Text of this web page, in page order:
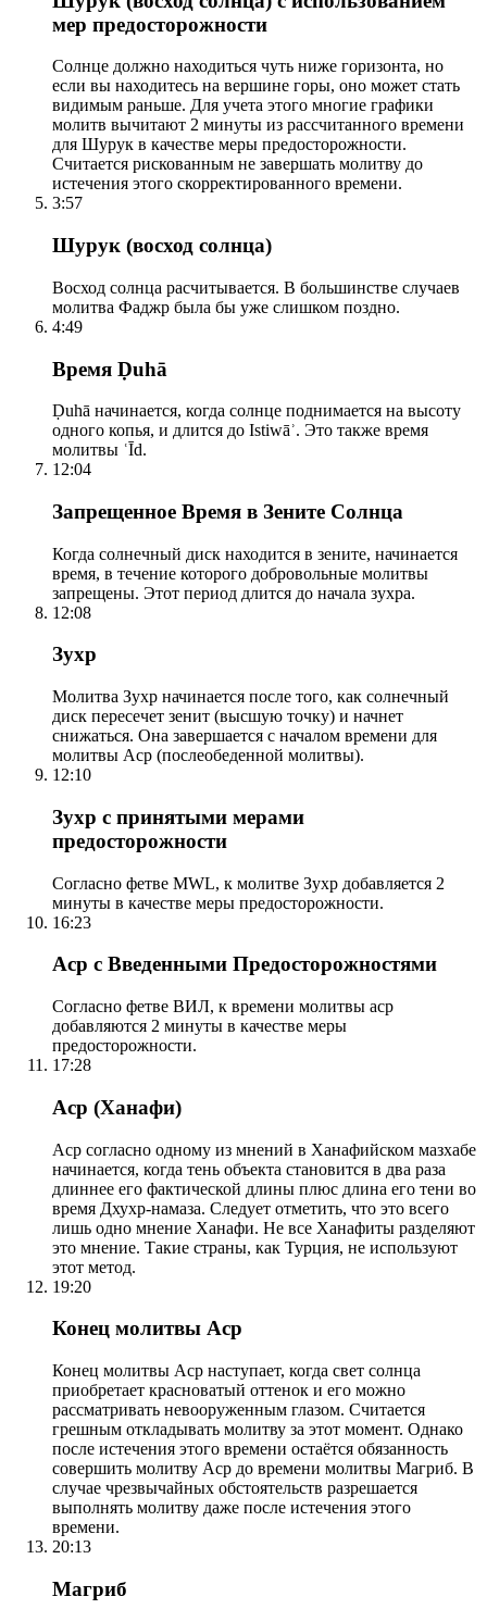
мер предосторожности
Солнце должно находиться чуть ниже горизонта, но
если вы находитесь на вершине горы, оно может стать
видимым раньше. Для учета этого многие графики
молитв вычитают 2 минуты из рассчитанного времени
для Шурук в качестве меры предосторожности.
Считается рискованным не завершать молитву до
истечения этого скорректированного времени.
3:57
Шурук (восход солнца)
Восход солнца расчитывается. В большинстве случаев
молитва Фаджр была бы уже слишком поздно.
4:49
Время Ḍuhā
Ḍuhā начинается, когда солнце поднимается на высоту
одного копья, и длится до Istiwāʾ. Это также время
молитвы ʿĪd.
12:04
Запрещенное Время в Зените Солнца
Когда солнечный диск находится в зените, начинается
время, в течение которого добровольные молитвы
запрещены. Этот период длится до начала зухра.
12:08
Зухр
Молитва Зухр начинается после того, как солнечный
диск пересечет зенит (высшую точку) и начнет
снижаться. Она завершается с началом времени для
молитвы Аср (послеобеденной молитвы).
12:10
Зухр с принятыми мерами
предосторожности
Согласно фетве MWL, к молитве Зухр добавляется 2
минуты в качестве меры предосторожности.
16:23
Аср с Введенными Предосторожностями
Согласно фетве ВИЛ, к времени молитвы аср
добавляются 2 минуты в качестве меры
предосторожности.
17:28
Аср (Ханафи)
Аср согласно одному из мнений в Ханафийском мазхабе
начинается, когда тень объекта становится в два раза
длиннее его фактической длины плюс длина его тени во
время Дхухр-намаза. Следует отметить, что это всего
лишь одно мнение Ханафи. Не все Ханафиты разделяют
это мнение. Такие страны, как Турция, не используют
этот метод.
19:20
Конец молитвы Аср
Конец молитвы Аср наступает, когда свет солнца
приобретает красноватый оттенок и его можно
рассматривать невооруженным глазом. Считается
грешным откладывать молитву за этот момент. Однако
после истечения этого времени остаётся обязанность
совершить молитву Аср до времени молитвы Магриб. В
случае чрезвычайных обстоятельств разрешается
выполнять молитву даже после истечения этого
времени.
20:13
Магриб